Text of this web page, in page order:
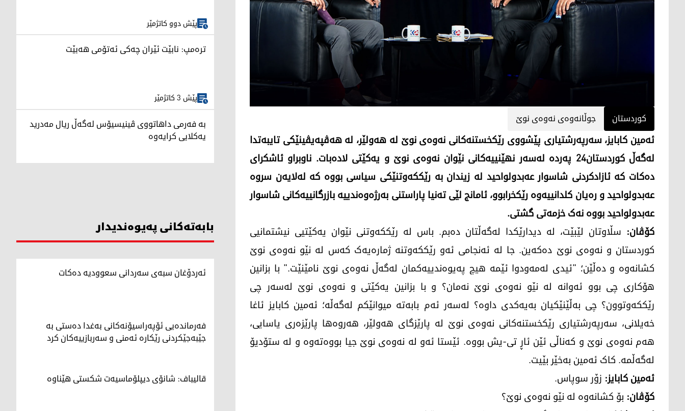
کوردستان جوڵانەوەی نەوەی نوێ
ئەمین کابایز، سەرپەرشتیاری پێشووی رێکخستنەکانی نەوەی نوێ لە هەولێر، لە هەڤپەیڤینێکی تایبەتدا
لەگەڵ کوردستان24 پەردە لەسەر نهێنییەکانی نێوان نەوەی نوێ و یەکێتی لادەبات. ناوبراو ئاشکرای
دەکات کە ئازادکردنی شاسوار عەبدولواحید لە زیندان بە رێککەوتنێکی سیاسی بووە کە لەلایەن سروە
عەبدولواحید و رەیان کلدانییەوە رێکخرابوو، ئامانج لێی تەنیا پاراستنی بەرژەوەندییە بازرگانییەکانی شاسوار
عەبدولواحید بووە نەک خزمەتی گشتی.
کۆڤان: سڵاوتان لێبێت، لە دیدارێکدا لەگەڵتان دەبم. باس لە رێککەوتنی نێوان یەکێتیی نیشتمانیی
کوردستان و نەوەی نوێ دەکەین. جا لە ئەنجامی ئەو رێککەوتنە ژمارەیەک کەس لە نێو نەوەی نوێ
کشانەوە و دەڵێن؛ "ئیدی لەمەودوا ئێمە هیچ پەیوەندییەکمان لەگەڵ نەوەی نوێ نامێنێت." با بزانین
هۆکاری چی بوو ئەوانە لە نێو نەوەی نوێ نەمان؟ و با بزانین یەکێتی و نەوەی نوێ لەسەر چی
رێککەوتوون؟ چی بەڵێنێکیان بەیەکدی داوە؟ لەسەر ئەم بابەتە میوانێکم لەگەڵە؛ ئەمین کابایز ئاغا
خەیلانی، سەرپەرشتیاری رێکخستنەکانی نەوەی نوێ لە پارێزگای هەولێر، هەروەها پارێزەری یاسایی،
هەم نەوەی نوێ و کەناڵی ئێن ئاڕ تی-یش بووە. ئێستا ئەو لە نەوەی نوێ جیا بووەتەوە و لە ستۆدیۆ
لەگەڵمە. کاک ئەمین بەخێر بێیت.
ئەمین کابایز: زۆر سوپاس.
کۆڤان: بۆ کشانەوە لە نێو نەوەی نوێ؟
پێش دوو کاتژمێر
ترەمپ: نابێت ئێران چەکی ئەتۆمی هەبێت
پێش 3 کاتژمێر
بە فەرمی داهاتووی ڤینیسیۆس لەگەڵ ریال مەدرید
یەکلایی کرایەوە
بابەتەکانی پەیوەندیدار
ئەردۆغان سبەی سەردانی سعوودیە دەکات
فەرماندەیی ئۆپەراسیۆنەکانی بەغدا دەستی بە
جێبەجێکردنی رێکارە ئەمنی و سەربازییەکان کرد
قالیباف: شانۆی دیپلۆماسیەت شکستی هێناوە